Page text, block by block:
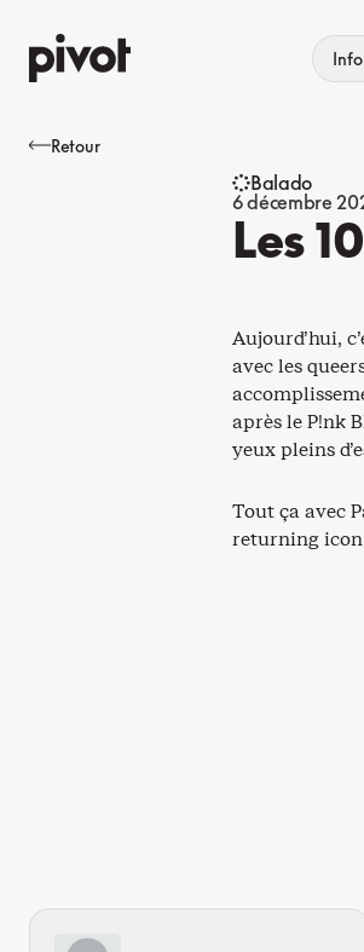
au
contenu
Retour
Balado
6 décembre
Les
Aujourd’hui,
avec les
après le P!nk
yeux pleins
Tout ça avec
returning